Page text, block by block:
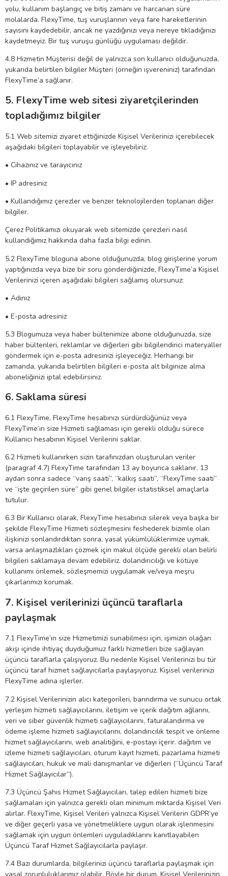
yolu, kullanım başlangıç ​​ve bitiş zamanı ve harcanan süre
molalarda. FlexyTime, tuş vuruşlarının veya fare hareketlerinin
sayısını kaydedebilir, ancak ne yazdığınızı veya nereye tıkladığınızı
kaydetmeyiz. Bir tuş vuruşu günlüğü uygulaması değildir.
4.8 Hizmetin Müşterisi değil de yalnızca son kullanıcı olduğunuzda,
yukarıda belirtilen bilgiler Müşteri (örneğin işvereniniz) tarafından
FlexyTime’a sağlanır.
5. FlexyTime web sitesi ziyaretçilerinden
topladığımız bilgiler
5.1 Web sitemizi ziyaret ettiğinizde Kişisel Verilerinizi içerebilecek
aşağıdaki bilgileri toplayabilir ve işleyebiliriz:
• Cihazınız ve tarayıcınız
• IP adresiniz
• Kullandığımız çerezler ve benzer teknolojilerden toplanan diğer
bilgiler.
Çerez Politikamızı okuyarak web sitemizde çerezleri nasıl
kullandığımız hakkında daha fazla bilgi edinin.
5.2 FlexyTime bloguna abone olduğunuzda, blog girişlerine yorum
yaptığınızda veya bize bir soru gönderdiğinizde, FlexyTime’a Kişisel
Verilerinizi içeren aşağıdaki bilgileri sağlamış olursunuz:
• Adınız
• E-posta adresiniz
5.3 Blogumuza veya haber bültenimize abone olduğunuzda, size
haber bültenleri, reklamlar ve diğerleri gibi bilgilendirici materyaller
göndermek için e-posta adresinizi işleyeceğiz. Herhangi bir
zamanda, yukarıda belirtilen bilgileri e-posta alt bilginize alma
aboneliğinizi iptal edebilirsiniz.
6. Saklama süresi
6.1 FlexyTime, FlexyTime hesabınızı sürdürdüğünüz veya
FlexyTime’ın size Hizmeti sağlaması için gerekli olduğu sürece
Kullanıcı hesabının Kişisel Verilerini saklar.
6.2 Hizmeti kullanırken sizin tarafınızdan oluşturulan veriler
(paragraf 4.7) FlexyTime tarafından 13 ay boyunca saklanır. 13
aydan sonra sadece “varış saati”, “kalkış saati”, “FlexyTime saati”
ve “işte geçirilen süre” gibi genel bilgiler istatistiksel amaçlarla
tutulur.
6.3 Bir Kullanıcı olarak, FlexyTime hesabınızı silerek veya başka bir
şekilde FlexyTime Hizmeti sözleşmesini feshederek bizimle olan
ilişkinizi sonlandırdıktan sonra, yasal yükümlülüklerimize uymak,
varsa anlaşmazlıkları çözmek için makul ölçüde gerekli olan belirli
bilgileri saklamaya devam edebiliriz. dolandırıcılığı ve kötüye
kullanımı önlemek, sözleşmemizi uygulamak ve/veya meşru
çıkarlarımızı korumak.
7. Kişisel verilerinizi üçüncü taraflarla
paylaşmak
7.1 FlexyTime’ın size Hizmetimizi sunabilmesi için, işimizin olağan
akışı içinde ihtiyaç duyduğumuz farklı hizmetleri bize sağlayan
üçüncü taraflarla çalışıyoruz. Bu nedenle Kişisel Verilerinizi bu tür
üçüncü taraf hizmet sağlayıcılarla paylaşıyoruz. Kişisel verilerinizi
FlexyTime adına işlerler.
7.2 Kişisel Verilerinizin alıcı kategorileri, barındırma ve sunucu ortak
yerleşim hizmeti sağlayıcılarını, iletişim ve içerik dağıtım ağlarını,
veri ve siber güvenlik hizmeti sağlayıcılarını, faturalandırma ve
ödeme işleme hizmeti sağlayıcılarını, dolandırıcılık tespit ve önleme
hizmet sağlayıcılarını, web analitiğini, e-postayı içerir. dağıtım ve
izleme hizmeti sağlayıcıları, oturum kayıt hizmeti, pazarlama hizmeti
sağlayıcıları, hukuk ve mali danışmanlar ve diğerleri (“Üçüncü Taraf
Hizmet Sağlayıcılar”).
7.3 Üçüncü Şahıs Hizmet Sağlayıcıları, talep edilen hizmeti bize
sağlamaları için yalnızca gerekli olan minimum miktarda Kişisel Veri
alırlar. FlexyTime, Kişisel Verileri yalnızca Kişisel Verilerin GDPR’ye
ve diğer geçerli yasa ve yönetmeliklere uygun olarak işlenmesini
sağlamak için uygun önlemleri uyguladıklarını kanıtlayabilen
Üçüncü Taraf Hizmet Sağlayıcılarla paylaşır.
7.4 Bazı durumlarda, bilgilerinizi üçüncü taraflarla paylaşmak için